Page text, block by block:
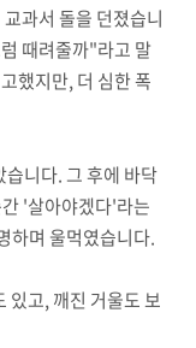
과서 돌을 던졌습니
때려줄까"라고 말
했지만, 더 심한 폭
니다. 그 후에 바닥
'살아야겠다'라는
하며 울먹였습니다.
있고, 깨진 거울도 보